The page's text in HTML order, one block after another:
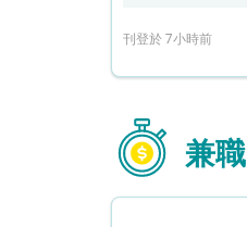
刊登於 7小時前
兼職